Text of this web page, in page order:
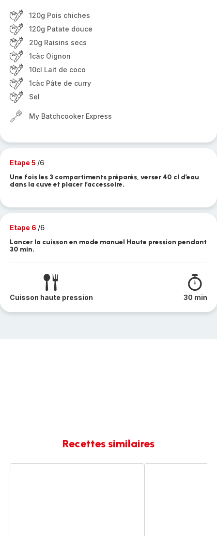
120g Pois chiches
120g Patate douce
20g Raisins secs
1càc Oignon
10cl Lait de coco
1càc Pâte de curry
Sel
My Batchcooker Express
Etape 5 /6
Une fois les 3 compartiments préparés, verser 40 cl d’eau
dans la cuve et placer l’accessoire.
Etape 6 /6
Lancer la cuisson en mode manuel Haute pression pendant
30 min.
Cuisson haute pression 30 min
Recettes similaires